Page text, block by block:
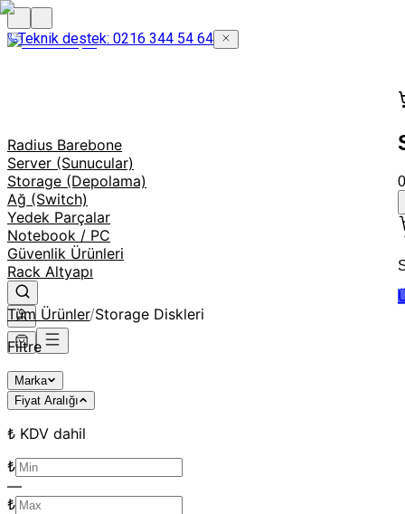
Teknik destek: 0216 344 54 64
Radius Barebone
Server (Sunucular)
Storage (Depolama)
Ağ (Switch)
Yedek Parçalar
Notebook / PC
Güvenlik Ürünleri
Rack Altyapı
0
Tüm Ürünler/Storage Diskleri
Filtre
Marka
Fiyat Aralığı
₺ KDV dahil
₺
—
₺